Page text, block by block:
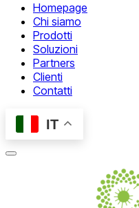
Homepage
Chi siamo
Prodotti
Soluzioni
Partners
Clienti
Contatti
IT
Menu